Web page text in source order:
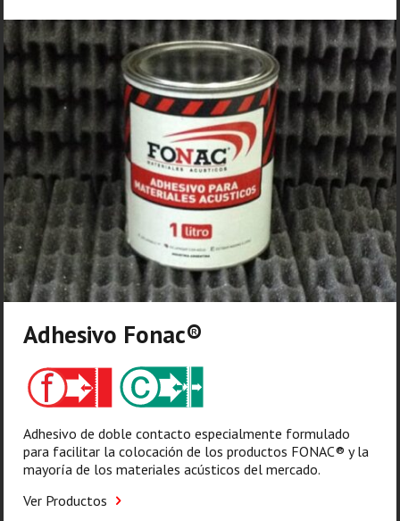
Adhesivo Fonac®️
Adhesivo de doble contacto especialmente formulado
para facilitar la colocación de los productos FONAC®️ y la
mayoría de los materiales acústicos del mercado.
Ver Productos